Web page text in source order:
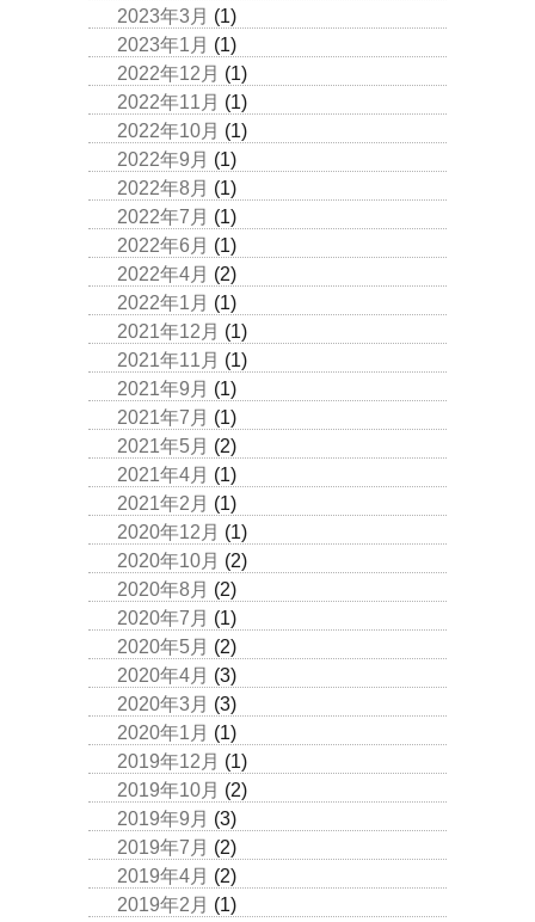
2023年3月 (1)
2023年1月 (1)
2022年12月 (1)
2022年11月 (1)
2022年10月 (1)
2022年9月 (1)
2022年8月 (1)
2022年7月 (1)
2022年6月 (1)
2022年4月 (2)
2022年1月 (1)
2021年12月 (1)
2021年11月 (1)
2021年9月 (1)
2021年7月 (1)
2021年5月 (2)
2021年4月 (1)
2021年2月 (1)
2020年12月 (1)
2020年10月 (2)
2020年8月 (2)
2020年7月 (1)
2020年5月 (2)
2020年4月 (3)
2020年3月 (3)
2020年1月 (1)
2019年12月 (1)
2019年10月 (2)
2019年9月 (3)
2019年7月 (2)
2019年4月 (2)
2019年2月 (1)